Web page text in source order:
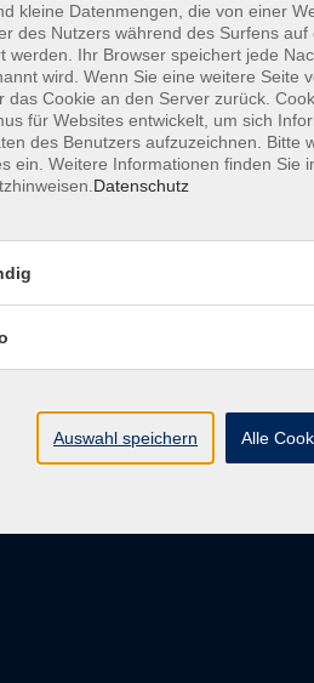
Barrierefreiheit
Volkshochschule
kleine Datenmengen, die von einer
des Nutzers während des Surfens
werden. Ihr Browser speichert jede
wird. Wenn Sie eine weitere Seite
das Cookie an den Server zurück.
für Websites entwickelt, um sich
des Benutzers aufzuzeichnen. Bitte
ein. Weitere Informationen finden Sie
Datenschutz
Auswahl speichern Alle